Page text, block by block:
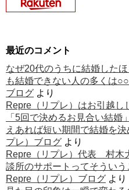
最近のコメント
なぜ20代のうちに結婚した
も結婚できない人の多くは
ブログ より
Repre（リプレ）はお引越し
「5回で決めるお見合い結婚
えあれば短い期間で結婚を
プレ）ブログ より
Repre（リプレ）代表 村木
談所のサポートってそういう
Repre（リプレ）ブログ より